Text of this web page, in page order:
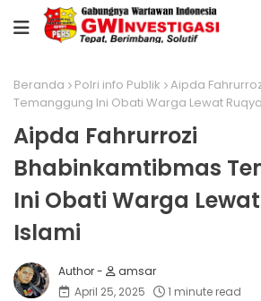
Beranda Polri info Publik
Aipda
Temanggung Ini Obati Warga Lewat
Aipda Fahrurrozi
Bhabinkamtibmas
Ini Obati Warga
Islami
amsar
April 25, 2025
1 minute read